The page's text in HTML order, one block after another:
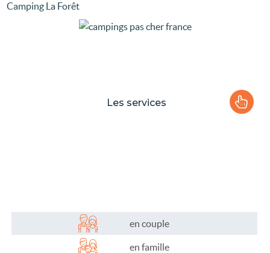
Camping La Forêt
Les services
Les infos pratiques
en couple
en famille